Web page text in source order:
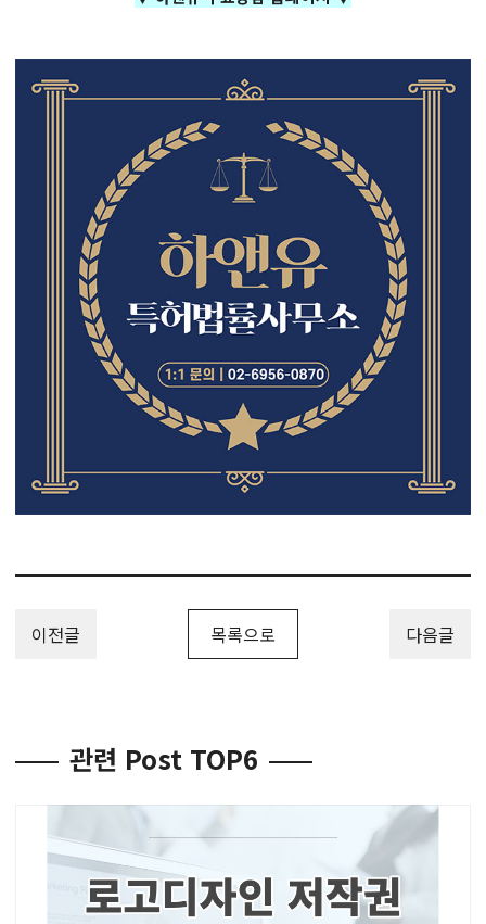
이전글 목록으로 다음글
관련 Post TOP6